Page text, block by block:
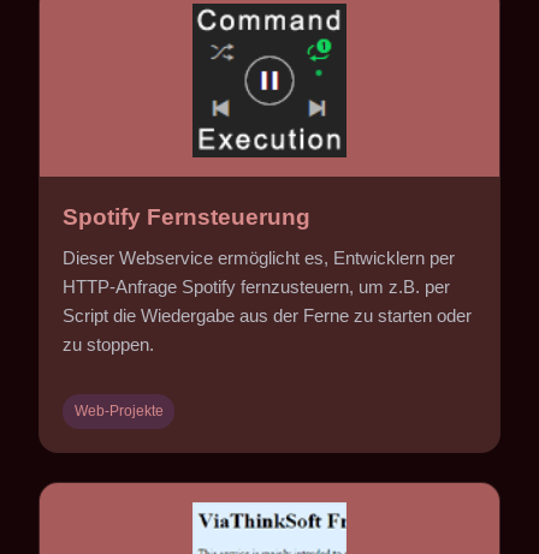
Spotify Fernsteuerung
Dieser Webservice ermöglicht es, Entwicklern per
HTTP-Anfrage Spotify fernzusteuern, um z.B. per
Script die Wiedergabe aus der Ferne zu starten oder
zu stoppen.
Web-Projekte